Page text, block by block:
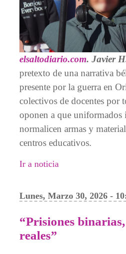
elsaltodiario.com. Javier
pretexto de una narrativa
presente por la guerra en
colectivos de docentes por
oponen a que uniformados
normalicen armas y
centros educativos.
Ir a noticia
Lunes, Marzo 30, 2026 -
“Prisiones
reales”